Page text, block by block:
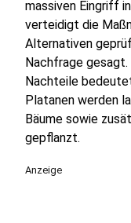
massiven Eingriff
verteidigt die
Alternativen
Nachfrage
Nachteile
Platanen werden
Bäume sowie
gepflanzt.
Anzeige